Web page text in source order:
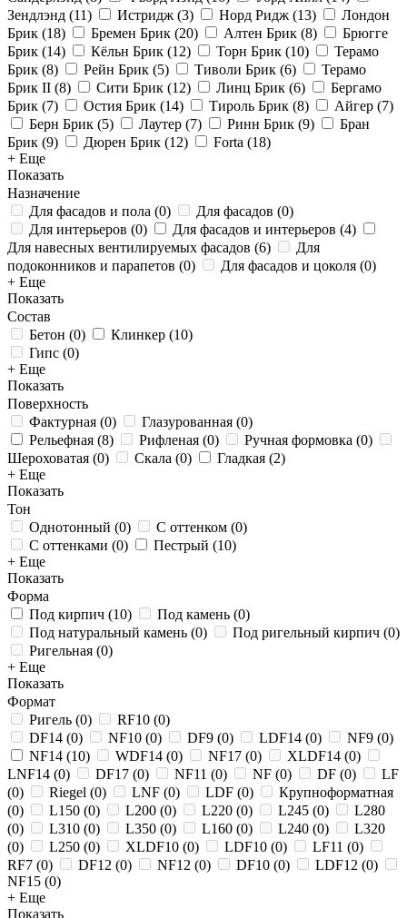
Зендлэнд (11) Истридж (3) Норд Ридж (13)
Лондон
Брик (18) Бремен Брик (20) Алтен Брик (8)
Брюгге
Брик (14) Кёльн Брик (12) Торн Брик (10)
Терамо
Брик (8) Рейн Брик (5) Тиволи Брик (6)
Терамо
Брик II (8) Сити Брик (12) Линц Брик (6)
Бергамо
Брик (7) Остия Брик (14) Тироль Брик (8) Айгер (7)
Берн Брик (5) Лаутер (7) Ринн Брик (9)
Бран
Брик (9) Дюрен Брик (12) Forta (18)
+ Еще
Показать
Назначение
Для фасадов и пола (0) Для фасадов (0)
Для интерьеров (0) Для фасадов и интерьеров (4)
Для навесных вентилируемых фасадов (6)
Для
подоконников и парапетов (0) Для фасадов и цоколя (0)
+ Еще
Показать
Состав
Бетон (0) Клинкер (10)
Гипс (0)
+ Еще
Показать
Поверхность
Фактурная (0) Глазурованная (0)
Рельефная (8) Рифленая (0) Ручная формовка (0)
Шероховатая (0) Скала (0) Гладкая (2)
+ Еще
Показать
Тон
Однотонный (0) С оттенком (0)
С оттенками (0) Пестрый (10)
+ Еще
Показать
Форма
Под кирпич (10) Под камень (0)
Под натуральный камень (0) Под ригельный кирпич (0)
Ригельная (0)
+ Еще
Показать
Формат
Ригель (0) RF10 (0)
DF14 (0) NF10 (0) DF9 (0) LDF14 (0) NF9 (0)
NF14 (10) WDF14 (0) NF17 (0) XLDF14 (0)
LNF14 (0) DF17 (0) NF11 (0) NF (0) DF (0)
LF
(0) Riegel (0) LNF (0) LDF (0)
Крупноформатная
(0) L150 (0) L200 (0) L220 (0) L245 (0)
L280
(0) L310 (0) L350 (0) L160 (0) L240 (0)
L320
(0) L250 (0) XLDF10 (0) LDF10 (0) LF11 (0)
RF7 (0) DF12 (0) NF12 (0) DF10 (0) LDF12 (0)
NF15 (0)
+ Еще
Показать